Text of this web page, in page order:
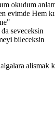
okudum
evimde Hem
seveceksin
bileceksin
alismak